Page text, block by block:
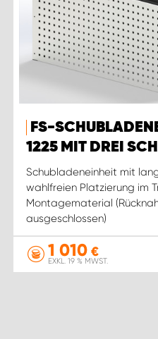
FS-
1225 MIT DREI
Schubladeneinheit mit
wahlfreien Platzierung im
Montagematerial
ausgeschlossen)
1 010€
EXKL. 19 % MWST.